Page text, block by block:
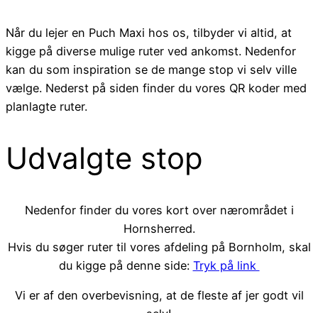
Når du lejer en Puch Maxi hos os, tilbyder vi altid, at
kigge på diverse mulige ruter ved ankomst. Nedenfor
kan du som inspiration se de mange stop vi selv ville
vælge. Nederst på siden finder du vores QR koder med
planlagte ruter.
Udvalgte stop
Nedenfor finder du vores kort over nærområdet i
Hornsherred.
Hvis du søger ruter til vores afdeling på Bornholm, skal
du kigge på denne side: Tryk på link
Vi er af den overbevisning, at de fleste af jer godt vil